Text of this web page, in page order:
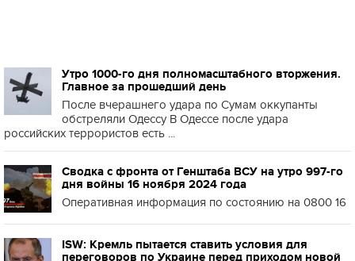
Утро 1000-го дня полномасштабного вторжения.
Главное за прошедший день
После вчерашнего удара по Сумам оккупанты
обстреляли Одессу В Одессе после удара
российских террористов есть ...
Сводка с фронта от Генштаба ВСУ на утро 997-го
дня войны 16 ноября 2024 года
Оперативная информация по состоянию на 0800 16
ISW: Кремль пытается ставить условия для
переговоров по Украине перед приходом новой